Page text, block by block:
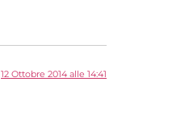
12 Ottobre 2014 alle 14:41